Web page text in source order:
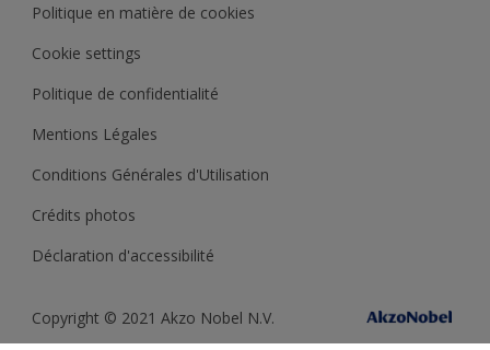
Politique en matière de cookies
Cookie settings
Politique de confidentialité
Mentions Légales
Conditions Générales d'Utilisation
Crédits photos
Déclaration d'accessibilité
Copyright © 2021 Akzo Nobel N.V.